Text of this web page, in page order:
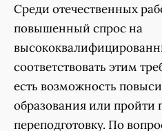
Среди отечественных
повышенный спрос на
соответствовать этим
есть возможность
образования или
переподготовку. По